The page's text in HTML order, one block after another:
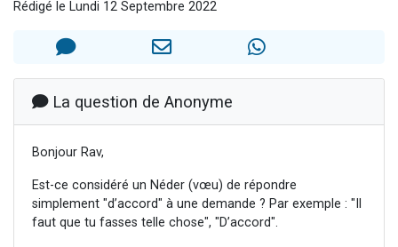
2 nouvelles musiques dans Torah-Box Music
4 personnes viennent de nous rejoindre sur WhatsApp
Rédigé le Lundi 12 Septembre 2022
La question de Anonyme
Bonjour Rav,
Est-ce considéré un Néder (vœu) de répondre
simplement "d’accord" à une demande ? Par exemple : "Il
faut que tu fasses telle chose", "D’accord".